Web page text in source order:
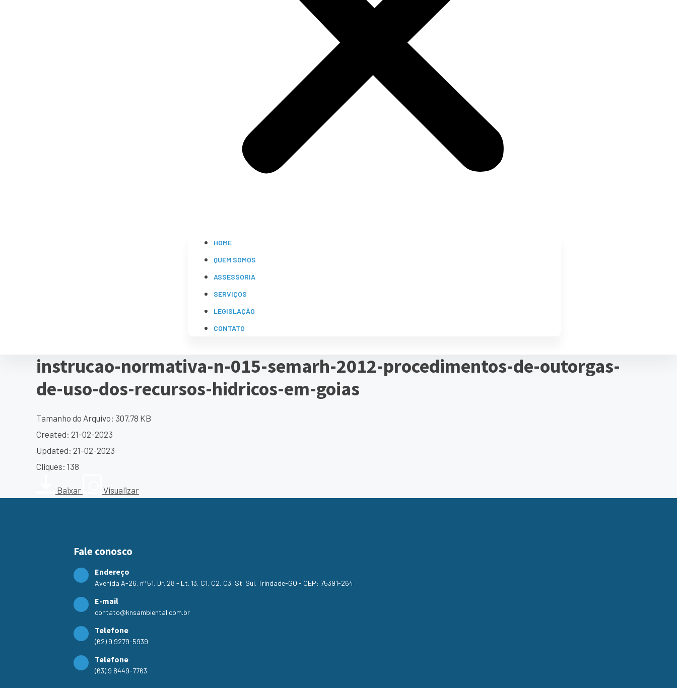
HOME
QUEM SOMOS
ASSESSORIA
SERVIÇOS
LEGISLAÇÃO
CONTATO
instrucao-normativa-n-015-semarh-2012-procedimentos-de-outorgas-
de-uso-dos-recursos-hidricos-em-goias
Tamanho do Arquivo: 307.78 KB
Created: 21-02-2023
Updated: 21-02-2023
Cliques: 138
Baixar Visualizar
Fale conosco
Endereço
Avenida A-26, nº 51, Dr. 28 - Lt. 13, C1, C2, C3, St. Sul, Trindade-GO - CEP: 75391-264
E-mail
contato@knsambiental.com.br
Telefone
(62) 9 9279-5939
Telefone
(63) 9 8449-7763